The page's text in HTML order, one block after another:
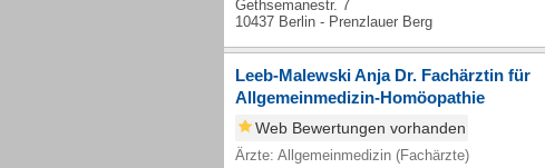
Gethsemanestr. 7
10437 Berlin - Prenzlauer Berg
Leeb-Malewski Anja Dr. Fachärztin für
Allgemeinmedizin-Homöopathie
Web Bewertungen vorhanden
Ärzte: Allgemeinmedizin (Fachärzte)